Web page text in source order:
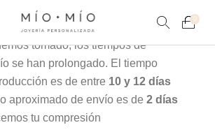
0
en nuestra taller especialmente
contingencia y a las medidas de
tomado, los tiempos de
se han prolongado. El tiempo
es de entre 10 y 12 días
aproximado de envío es de2 días
tu compresión